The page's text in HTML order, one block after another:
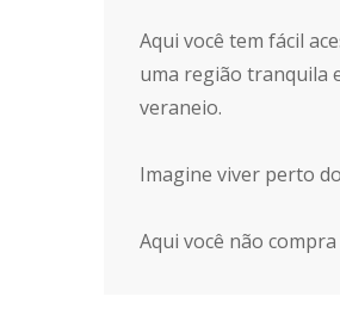
Aqui você tem fácil
uma região tranquila
veraneio.
Imagine viver perto
Aqui você não